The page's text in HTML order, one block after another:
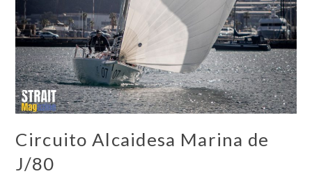
Circuito Alcaidesa Marina de
J/80